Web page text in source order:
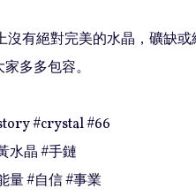
沒有絕對完美的水晶，礦缺
多多包容。
#crystal #66
水晶 #手鏈
量 #自信 #事業